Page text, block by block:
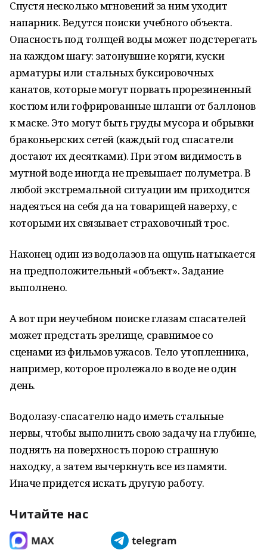
Спустя несколько мгновений за ним уходит
напарник. Ведутся поиски учебного объекта.
Опасность под толщей воды может подстерегать
на каждом шагу: затонувшие коряги, куски
арматуры или стальных буксировочных
канатов, которые могут порвать прорезиненный
костюм или гофрированные шланги от баллонов
к маске. Это могут быть груды мусора и обрывки
браконьерских сетей (каждый год спасатели
достают их десятками). При этом видимость в
мутной воде иногда не превышает полуметра. В
любой экстремальной ситуации им приходится
надеяться на себя да на товарищей наверху, с
которыми их связывает страховочный трос.
Наконец один из водолазов на ощупь натыкается
на предположительный «объект». Задание
выполнено.
А вот при неучебном поиске глазам спасателей
может предстать зрелище, сравнимое со
сценами из фильмов ужасов. Тело утопленника,
например, которое пролежало в воде не один
день.
Водолазу-спасателю надо иметь стальные
нервы, чтобы выполнить свою задачу на глубине,
поднять на поверхность порою страшную
находку, а затем вычеркнуть все из памяти.
Иначе придется искать другую работу.
Читайте нас